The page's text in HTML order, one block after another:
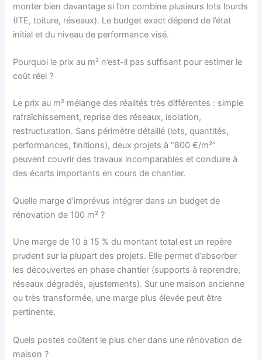
monter bien davantage si l’on combine plusieurs lots lourds
(ITE, toiture, réseaux). Le budget exact dépend de l’état
initial et du niveau de performance visé.
Pourquoi le prix au m² n’est-il pas suffisant pour estimer le
coût réel ?
Le prix au m² mélange des réalités très différentes : simple
rafraîchissement, reprise des réseaux, isolation,
restructuration. Sans périmètre détaillé (lots, quantités,
performances, finitions), deux projets à “800 €/m²”
peuvent couvrir des travaux incomparables et conduire à
des écarts importants en cours de chantier.
Quelle marge d’imprévus intégrer dans un budget de
rénovation de 100 m² ?
Une marge de 10 à 15 % du montant total est un repère
prudent sur la plupart des projets. Elle permet d’absorber
les découvertes en phase chantier (supports à reprendre,
réseaux dégradés, ajustements). Sur une maison ancienne
ou très transformée, une marge plus élevée peut être
pertinente.
Quels postes coûtent le plus cher dans une rénovation de
maison ?